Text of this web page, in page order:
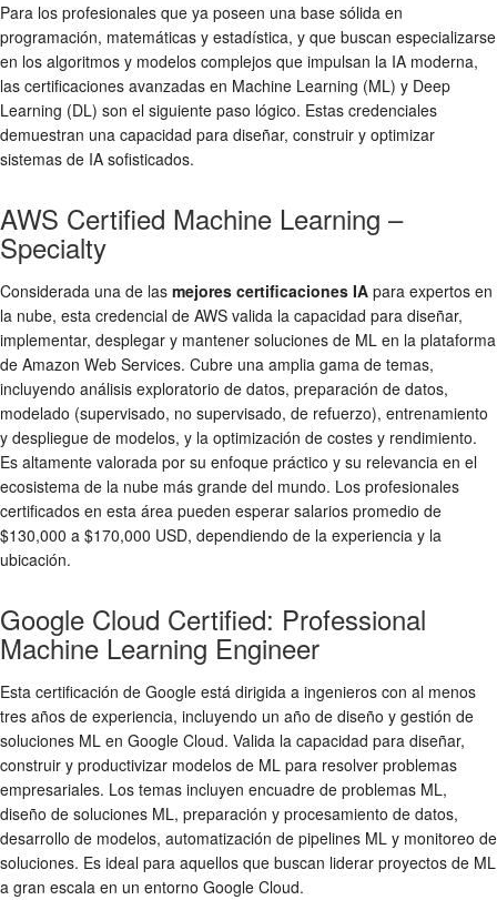
Para los profesionales que ya poseen una base sólida en
programación, matemáticas y estadística, y que buscan especializarse
en los algoritmos y modelos complejos que impulsan la IA moderna,
las certificaciones avanzadas en Machine Learning (ML) y Deep
Learning (DL) son el siguiente paso lógico. Estas credenciales
demuestran una capacidad para diseñar, construir y optimizar
sistemas de IA sofisticados.
AWS Certified Machine Learning –
Specialty
Considerada una de las mejores certificaciones IA para expertos en
la nube, esta credencial de AWS valida la capacidad para diseñar,
implementar, desplegar y mantener soluciones de ML en la plataforma
de Amazon Web Services. Cubre una amplia gama de temas,
incluyendo análisis exploratorio de datos, preparación de datos,
modelado (supervisado, no supervisado, de refuerzo), entrenamiento
y despliegue de modelos, y la optimización de costes y rendimiento.
Es altamente valorada por su enfoque práctico y su relevancia en el
ecosistema de la nube más grande del mundo. Los profesionales
certificados en esta área pueden esperar salarios promedio de
$130,000 a $170,000 USD, dependiendo de la experiencia y la
ubicación.
Google Cloud Certified: Professional
Machine Learning Engineer
Esta certificación de Google está dirigida a ingenieros con al menos
tres años de experiencia, incluyendo un año de diseño y gestión de
soluciones ML en Google Cloud. Valida la capacidad para diseñar,
construir y productivizar modelos de ML para resolver problemas
empresariales. Los temas incluyen encuadre de problemas ML,
diseño de soluciones ML, preparación y procesamiento de datos,
desarrollo de modelos, automatización de pipelines ML y monitoreo de
soluciones. Es ideal para aquellos que buscan liderar proyectos de ML
a gran escala en un entorno Google Cloud.